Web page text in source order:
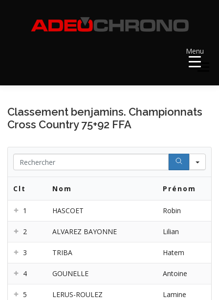
Menu
Menu
Classement benjamins. Championnats
Cross Country 75+92 FFA
Clt Nom Prénom
1 HASCOET Robin
2 ALVAREZ BAYONNE Lilian
3 TRIBA Hatem
4 GOUNELLE Antoine
5 LERUS-ROULEZ Lamine